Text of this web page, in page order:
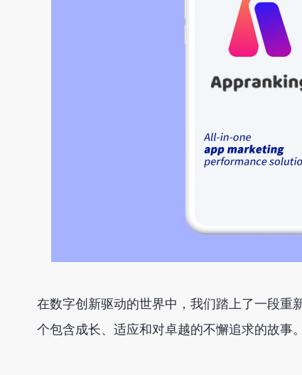
在数字创新驱动的世界中，我们踏上了一段重
个包含成长、适应和对卓越的不懈追求的故事。